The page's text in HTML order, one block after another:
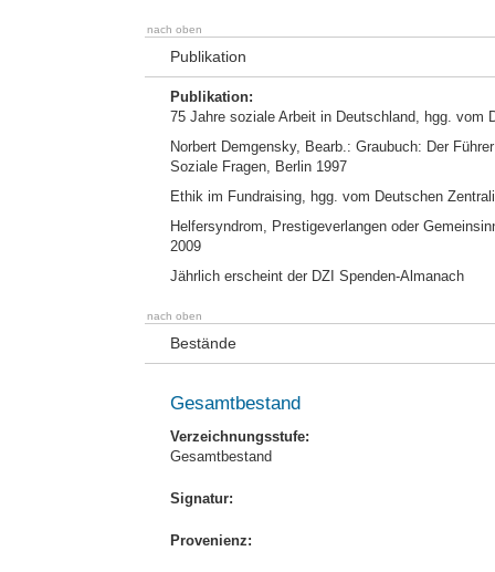
nach oben
Publikation
Publikation:
75 Jahre soziale Arbeit in Deutschland, hgg. vom
Norbert Demgensky, Bearb.: Graubuch: Der
Soziale Fragen, Berlin 1997
Ethik im Fundraising, hgg. vom Deutschen
Helfersyndrom, Prestigeverlangen oder
2009
Jährlich erscheint der DZI Spenden-Almanach
nach oben
Bestände
Gesamtbestand
Verzeichnungsstufe:
Gesamtbestand
Signatur:
Provenienz: